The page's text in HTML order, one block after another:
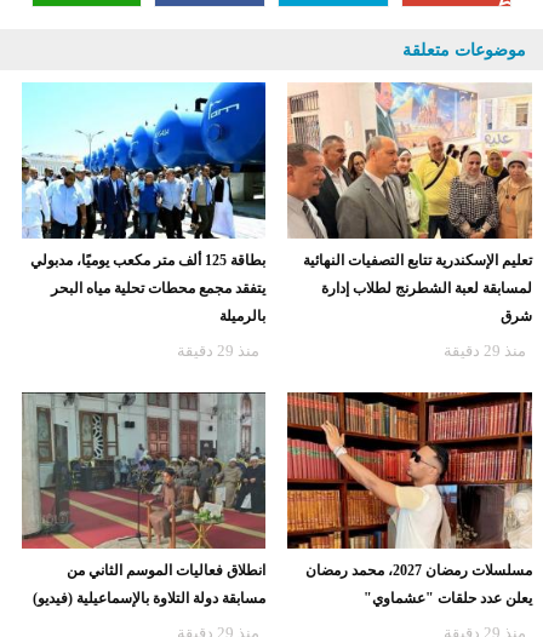
موضوعات متعلقة
تعليم الإسكندرية تتابع التصفيات النهائية
لمسابقة لعبة الشطرنج لطلاب إدارة
شرق
منذ 29 دقيقة
بطاقة 125 ألف متر مكعب يوميًا، مدبولي
يتفقد مجمع محطات تحلية مياه البحر
بالرميلة
منذ 29 دقيقة
مسلسلات رمضان 2027، محمد رمضان
يعلن عدد حلقات "عشماوي"
منذ 29 دقيقة
انطلاق فعاليات الموسم الثاني من
مسابقة دولة التلاوة بالإسماعيلية (فيديو)
منذ 29 دقيقة